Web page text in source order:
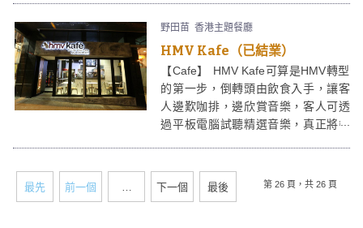
是招牌雞翼、白汁西蘭花及至尊三文
治等。飲品方面，個人很喜愛熱朱古
力及玉桂蘋果茶；價格亦頗經濟。
加必試。
野田苗 香港主題餐廳
HMV Kafe（已結業）
【Cafe】 HMV Kafe可算是HMV轉型
的第一步，倒轉頭由飲食入手，讓客
人邊歎咖排，邊欣賞音樂，客人可透
過平板電腦試聽精選音樂，真正將餐
最先 前一個 … 下一個 最後 第 26 頁，共 26 頁